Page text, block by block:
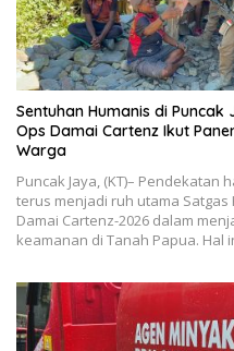
Sentuhan Humanis di Puncak
Ops Damai Cartenz Ikut
Warga
Puncak Jaya, (KT)– Pendekatan
terus menjadi ruh utama Satgas
Damai Cartenz-2026 dalam
keamanan di Tanah Papua. Hal